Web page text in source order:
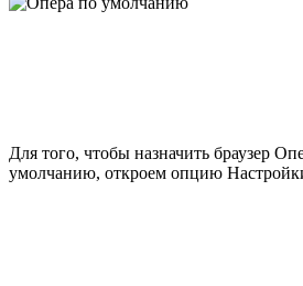
Для того, чтобы назначить браузер
умолчанию, откроем опцию